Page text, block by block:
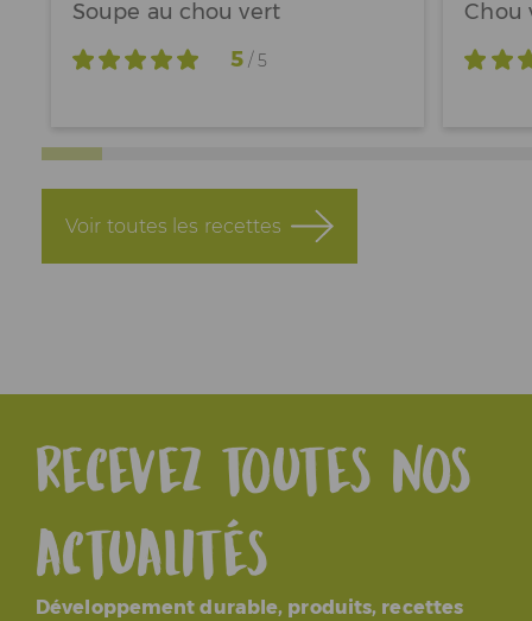
Soupe au chou vert
5/ 5
Chou
Voir toutes les recettes
Recevez toutes nos
actualités
Développement durable, produits, recettes